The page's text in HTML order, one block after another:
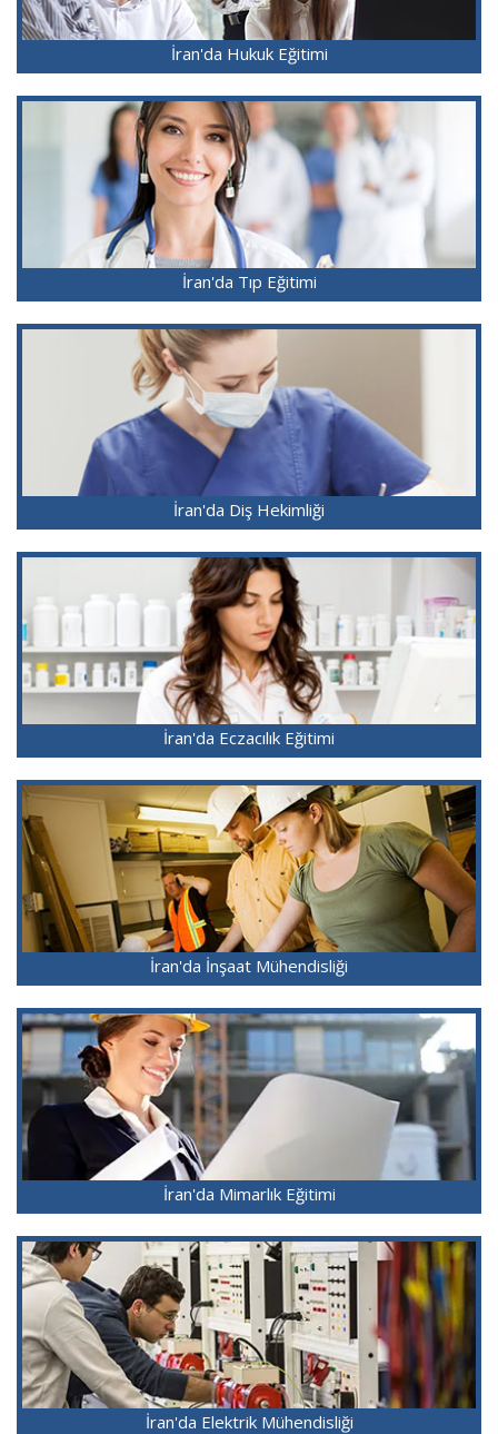
İran'da Hukuk Eğitimi
İran'da Tıp Eğitimi
İran'da Diş Hekimliği
İran'da Eczacılık Eğitimi
İran'da İnşaat Mühendisliği
İran'da Mimarlık Eğitimi
İran'da Elektrik Mühendisliği